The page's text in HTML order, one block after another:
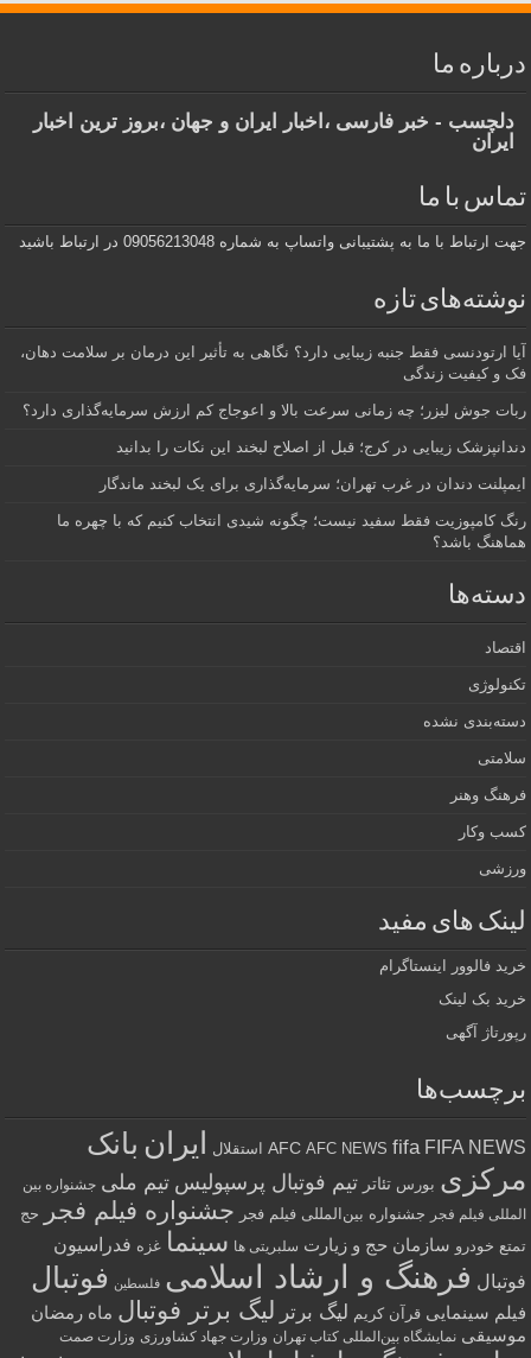
درباره ما
دلچسب - خبر فارسی ،اخبار ایران و جهان ،بروز ترین اخبار
ایران
تماس با ما
جهت ارتباط با ما به پشتیبانی واتساپ به شماره 09056213048 در ارتباط باشید
نوشته‌های تازه
آیا ارتودنسی فقط جنبه زیبایی دارد؟ نگاهی به تأثیر این درمان بر سلامت دهان،
فک و کیفیت زندگی
ربات جوش لیزر؛ چه زمانی سرعت بالا و اعوجاج کم ارزش سرمایه‌گذاری دارد؟
دندانپزشک زیبایی در کرج؛ قبل از اصلاح لبخند این نکات را بدانید
ایمپلنت دندان در غرب تهران؛ سرمایه‌گذاری برای یک لبخند ماندگار
رنگ کامپوزیت فقط سفید نیست؛ چگونه شیدی انتخاب کنیم که با چهره ما
هماهنگ باشد؟
دسته‌ها
اقتصاد
تکنولوژی
دسته‌بندی نشده
سلامتی
فرهنگ وهنر
کسب وکار
ورزشی
لینک های مفید
خرید فالوور اینستاگرام
خرید بک لینک
رپورتاژ آگهی
برچسب‌ها
AFC AFC NEWS fifa FIFA NEWS استقلال ایران بانک
مرکزی بورس تئاتر تیم فوتبال پرسپولیس تیم ملی جشنواره بین
المللی فیلم فجر جشنواره بین‌المللی فیلم فجر جشنواره فیلم فجر
حج
تمتع خودرو سازمان حج و زیارت سلبریتی ها سینما غزه فدراسیون
فوتبال فرهنگ و ارشاد اسلامی فلسطین فوتبال
فیلم سینمایی قرآن کریم لیگ برتر لیگ برتر فوتبال ماه رمضان
موسیقی نمایشگاه بین‌المللی کتاب تهران وزارت جهاد کشاورزی وزارت صمت